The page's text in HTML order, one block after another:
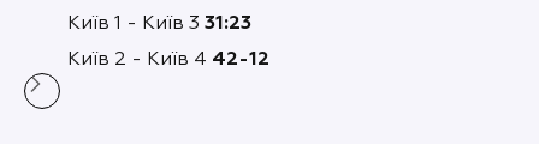
Київ 1 - Київ 3 31:23
Київ 2 - Київ 4 42-12